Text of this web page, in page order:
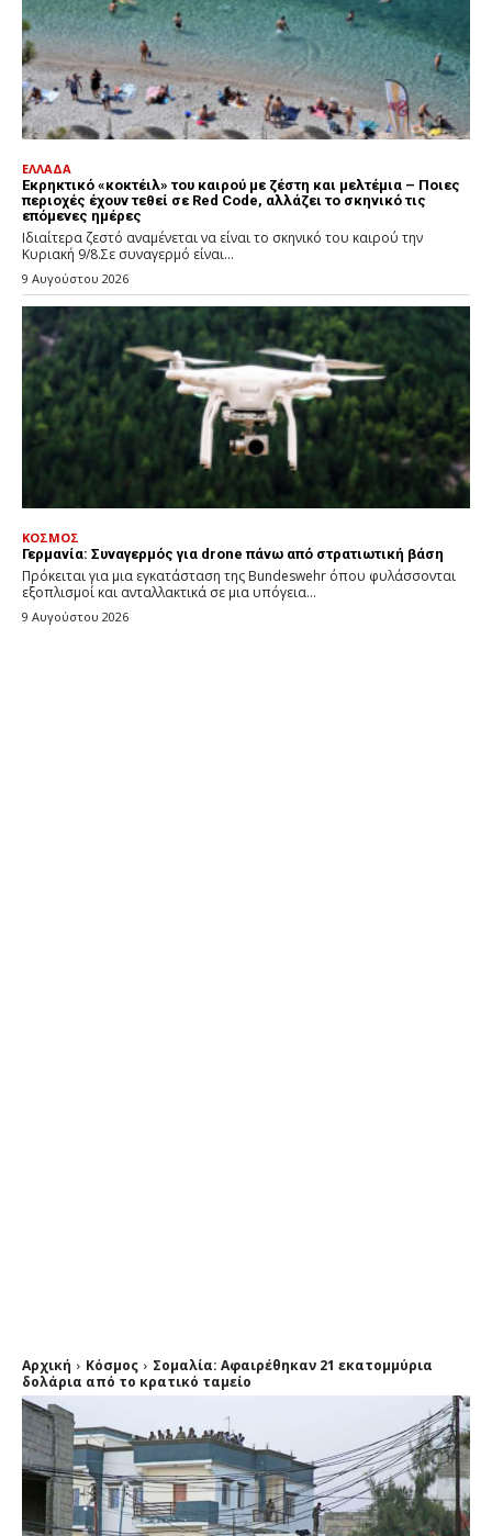
ΕΛΛΑΔΑ
Εκρηκτικό «κοκτέιλ» του καιρού με ζέστη και μελτέμια – Ποιες
περιοχές έχουν τεθεί σε Red Code, αλλάζει το σκηνικό τις
επόμενες ημέρες
Ιδιαίτερα ζεστό αναμένεται να είναι το σκηνικό του καιρού την
Κυριακή 9/8.Σε συναγερμό είναι...
9 Αυγούστου 2026
ΚΟΣΜΟΣ
Γερμανία: Συναγερμός για drone πάνω από στρατιωτική βάση
Πρόκειται για μια εγκατάσταση της Bundeswehr όπου φυλάσσονται
εξοπλισμοί και ανταλλακτικά σε μια υπόγεια...
9 Αυγούστου 2026